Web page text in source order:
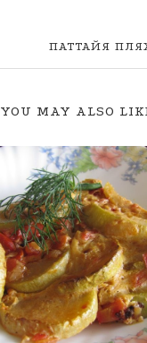
ПАТТАЙЯ ПЛЯЖ
YOU MAY ALSO